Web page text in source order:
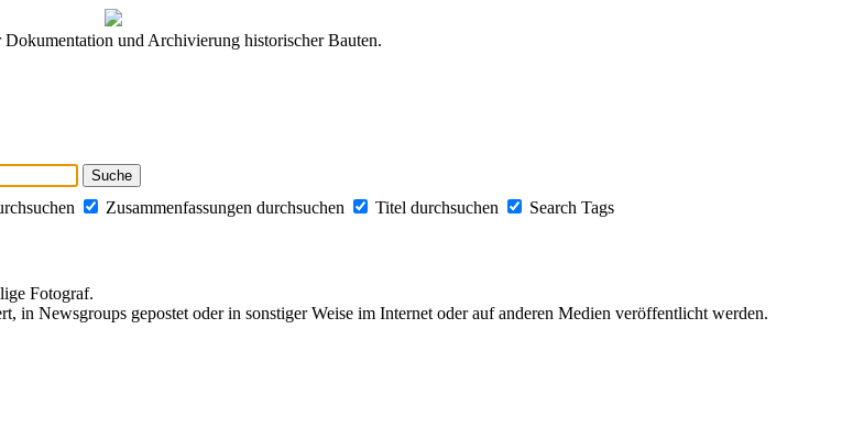
Dokumentation und Archivierung historischer Bauten.
Zusammenfassungen durchsuchen Titel durchsuchen
Search Tags
Fotograf.
in Newsgroups gepostet oder in sonstiger Weise im Internet oder auf anderen Medien veröffentlicht werden.